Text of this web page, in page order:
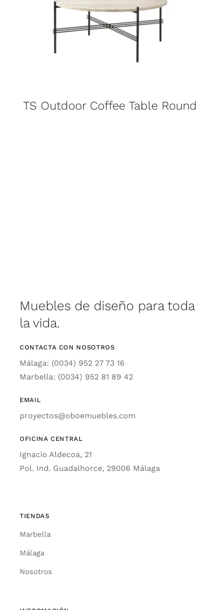
TS Outdoor Coffee Table Round
Muebles de diseño para toda
la vida.
CONTACTA CON NOSOTROS
Málaga: (0034) 952 27 73 16
Marbella: (0034) 952 81 89 42
EMAIL
proyectos@oboemuebles.com
OFICINA CENTRAL
Ignacio Aldecoa, 21
Pol. Ind. Guadalhorce, 29006 Málaga
TIENDAS
Marbella
Málaga
Nosotros